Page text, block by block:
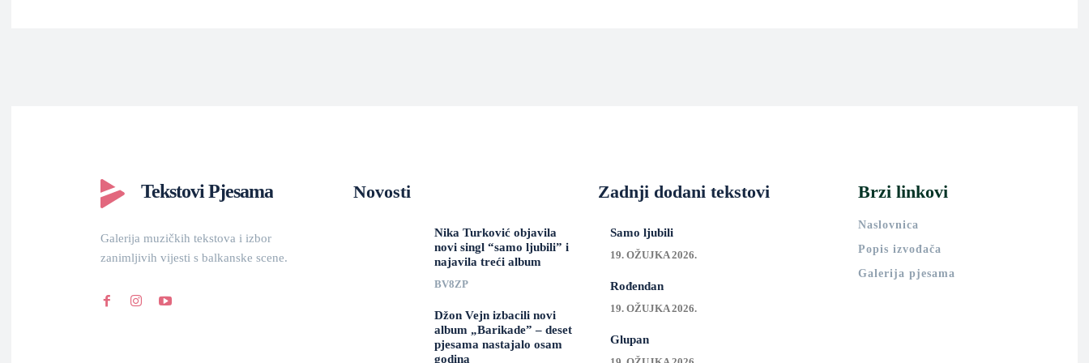
Tekstovi Pjesama
Galerija muzičkih tekstova i izbor
zanimljivih vijesti s balkanske scene.
Novosti
Nika Turković objavila
novi singl “samo ljubili” i
najavila treći album
BV8ZP
Džon Vejn izbacili novi
album „Barikade” – deset
pjesama nastajalo osam
godina
Zadnji dodani tekstovi
Samo ljubili
19. OŽUJKA 2026.
Rođendan
19. OŽUJKA 2026.
Glupan
Brzi linkovi
Naslovnica
Popis izvođača
Galerija pjesama